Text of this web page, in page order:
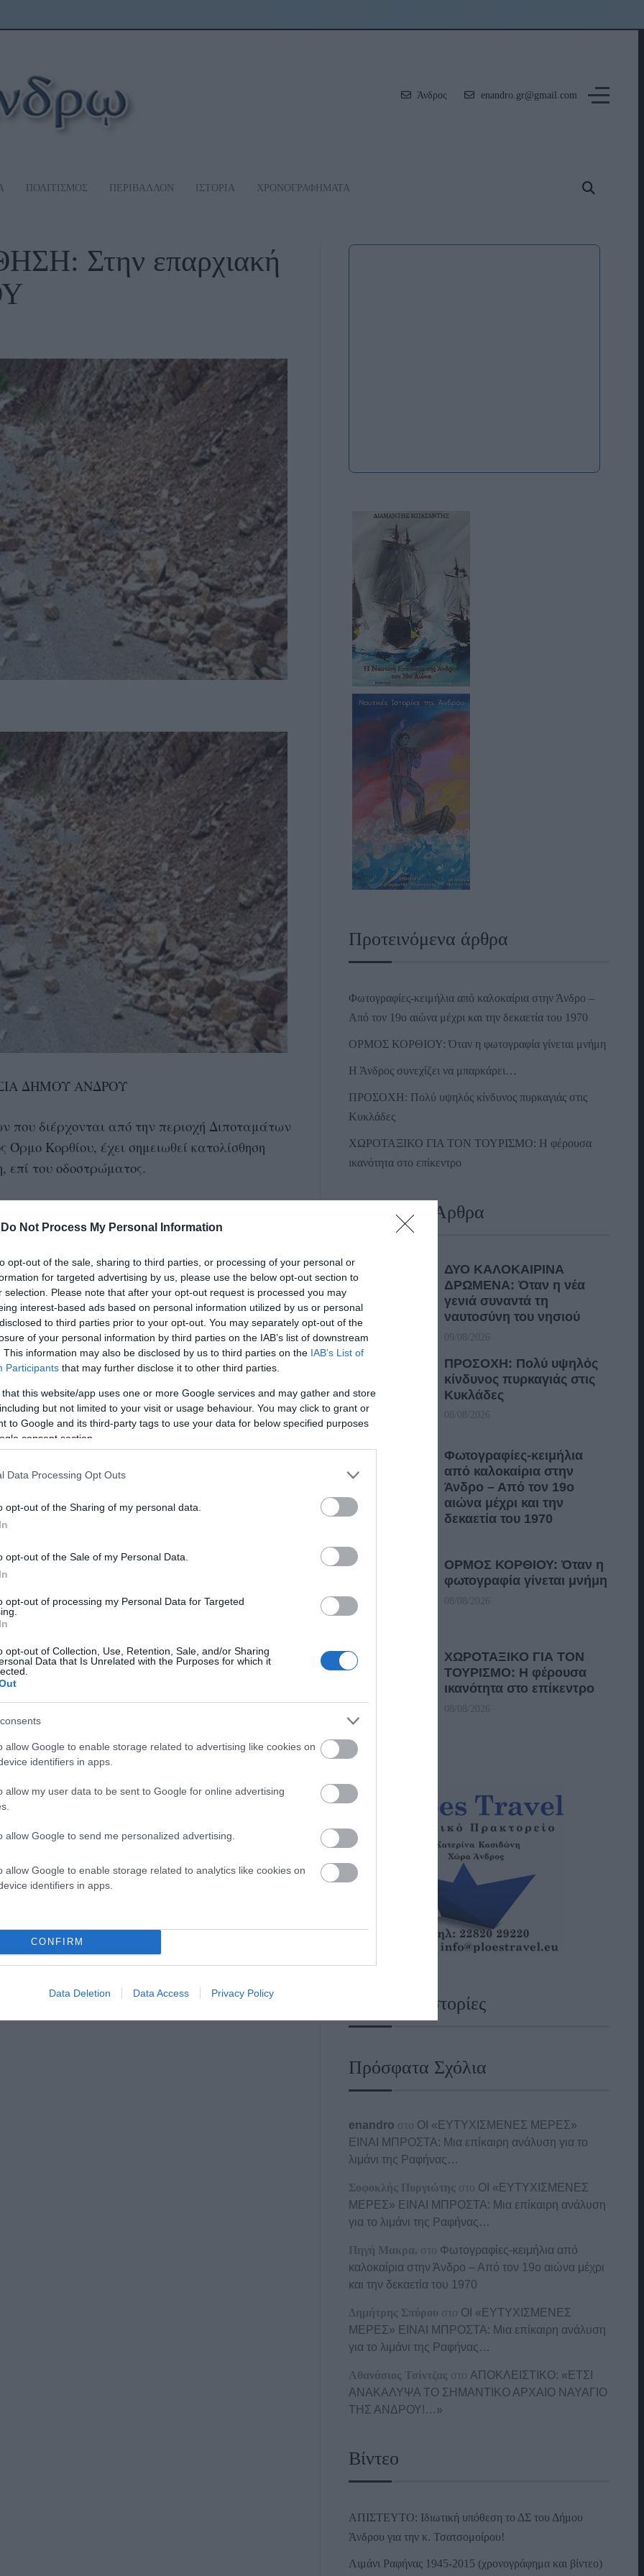
Do Not Process My Personal Information
opt-out of the sale, sharing to third parties, or processing of your personal or
for targeted advertising by us, please use the below opt-out section to
selection. Please note that after your opt-out request is processed you may
interest-based ads based on personal information utilized by us or personal
to third parties prior to your opt-out. You may separately opt-out of the
of your personal information by third parties on the IAB’s list of downstream
This information may also be disclosed by us to third parties on the IAB’s List of
Participants that may further disclose it to other third parties.
that this website/app uses one or more Google services and may gather and store
but not limited to your visit or usage behaviour. You may click to grant or
to Google and its third-party tags to use your data for below specified purposes
consent section.
Data Processing Opt Outs
opt-out of the Sharing of my personal data.
opt-out of the Sale of my Personal Data.
opt-out of processing my Personal Data for Targeted
opt-out of Collection, Use, Retention, Sale, and/or Sharing
Data that Is Unrelated with the Purposes for which it
allow Google to enable storage related to advertising like cookies on
identifiers in apps.
allow my user data to be sent to Google for online advertising
allow Google to send me personalized advertising.
allow Google to enable storage related to analytics like cookies on
identifiers in apps.
CONFIRM
Data Deletion Data Access Privacy Policy
Άνδρος enandro.gr@gmail.com
ΠΟΛΙΤΙΣΜΟΣ ΠΕΡΙΒΑΛΛΟΝ ΙΣΤΟΡΙΑ ΧΡΟΝΟΓΡΑΦΗΜΑΤΑ
Στην επαρχιακή
ΔΗΜΟΥ ΑΝΔΡΟΥ
διέρχονται από την περιοχή Διποταμάτων
Κορθίου, έχει σημειωθεί κατολίσθηση
του οδοστρώματος.
χαμηλή ταχύτητα από το ένα ρεύμα
Χώρα.
προλαβε να βγαλει εκεινη δελτιο τυπου , οπου και ειναι
μίλια μακρια για γιορτες. Οποτε μπορει και να μην το
σημειώνονται με
τον πλοηγό για την επόμενη φορά που θα σχολιάσω.
Προτεινόμενα άρθρα
Φωτογραφίες-κειμήλια από καλοκαίρια στην Άνδρο –
Από τον 19ο αιώνα μέχρι και την δεκαετία του 1970
ΟΡΜΟΣ ΚΟΡΘΙΟΥ: Όταν η φωτογραφία γίνεται μνήμη
Η Άνδρος συνεχίζει να μπαρκάρει…
ΠΡΟΣΟΧΗ: Πολύ υψηλός κίνδυνος πυρκαγιάς στις
Κυκλάδες
ΧΩΡΟΤΑΞΙΚΟ ΓΙΑ ΤΟΝ ΤΟΥΡΙΣΜΟ: Η φέρουσα
ικανότητα στο επίκεντρο
Πρόσφατα Άρθρα
ΔΥΟ ΚΑΛΟΚΑΙΡΙΝΑ
ΔΡΩΜΕΝΑ: Όταν η νέα
γενιά συναντά τη
ναυτοσύνη του νησιού
09/08/2026
ΠΡΟΣΟΧΗ: Πολύ υψηλός
κίνδυνος πυρκαγιάς στις
Κυκλάδες
08/08/2026
Φωτογραφίες-κειμήλια
από καλοκαίρια στην
Άνδρο – Από τον 19ο
αιώνα μέχρι και την
δεκαετία του 1970
ΟΡΜΟΣ ΚΟΡΘΙΟΥ: Όταν η
φωτογραφία γίνεται μνήμη
08/08/2026
ΧΩΡΟΤΑΞΙΚΟ ΓΙΑ ΤΟΝ
ΤΟΥΡΙΣΜΟ: Η φέρουσα
ικανότητα στο επίκεντρο
08/08/2026
Ναυτικές Ιστορίες
Πρόσφατα Σχόλια
enandro στο ΟΙ «ΕΥΤΥΧΙΣΜΕΝΕΣ ΜΕΡΕΣ»
ΕΙΝΑΙ ΜΠΡΟΣΤΑ: Μια επίκαιρη ανάλυση για το
λιμάνι της Ραφήνας…
Σοφοκλής Πυργιώτης στο ΟΙ «ΕΥΤΥΧΙΣΜΕΝΕΣ
ΜΕΡΕΣ» ΕΙΝΑΙ ΜΠΡΟΣΤΑ: Μια επίκαιρη ανάλυση
για το λιμάνι της Ραφήνας…
Πηγή Μακρα. στο Φωτογραφίες-κειμήλια από
καλοκαίρια στην Άνδρο – Από τον 19ο αιώνα μέχρι
και την δεκαετία του 1970
Δημήτρης Σπύρου στο ΟΙ «ΕΥΤΥΧΙΣΜΕΝΕΣ
ΜΕΡΕΣ» ΕΙΝΑΙ ΜΠΡΟΣΤΑ: Μια επίκαιρη ανάλυση
για το λιμάνι της Ραφήνας…
Αθανάσιος Τσίντζας στοΑΠΟΚΛΕΙΣΤΙΚΟ: «ΕΤΣΙ
ΑΝΑΚΑΛΥΨΑ ΤΟ ΣΗΜΑΝΤΙΚΟ ΑΡΧΑΙΟ ΝΑΥΑΓΙΟ
ΤΗΣ ΑΝΔΡΟΥ!…»
Βίντεο
ΑΠΙΣΤΕΥΤΟ: Ιδιωτική υπόθεση το ΔΣ του Δήμου
Άνδρου για την κ. Τσατσομοίρου!
Λιμάνι Ραφήνας 1945-2015 (χρονογράφημα και βίντεο)